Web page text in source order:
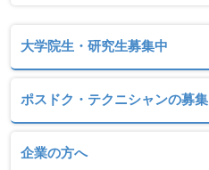
大学院生・研究生募集中
ポスドク・テクニシャンの募集
企業の方へ